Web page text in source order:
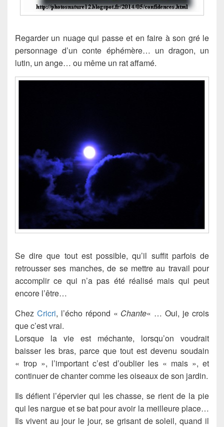
Regarder un nuage qui passe et en faire à son gré le
personnage d’un conte éphémère… un dragon, un
lutin, un ange… ou même un rat affamé.
Se dire que tout est possible, qu’il suffit parfois de
retrousser ses manches, de se mettre au travail pour
accomplir ce qui n’a pas été réalisé mais qui peut
encore l’être…
Chez Cricri, l’écho répond « Chante« … Oui, je crois
que c’est vrai.
Lorsque la vie est méchante, lorsqu’on voudrait
baisser les bras, parce que tout est devenu soudain
« trop », l’important c’est d’oublier les « mais », et
continuer de chanter comme les oiseaux de son jardin.
Ils défient l’épervier qui les chasse, se rient de la pie
qui les nargue et se bat pour avoir la meilleure place…
Ils vivent au jour le jour, se grisant de soleil, quand il